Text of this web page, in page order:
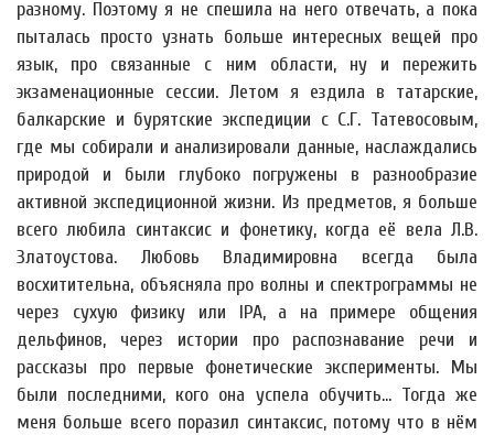
разному. Поэтому я не спешила на него отвечать, а пока
пыталась просто узнать больше интересных вещей про
язык, про связанные с ним области, ну и пережить
экзаменационные сессии. Летом я ездила в татарские,
балкарские и бурятские экспедиции с С.Г. Татевосовым,
где мы собирали и анализировали данные, наслаждались
природой и были глубоко погружены в разнообразие
активной экспедиционной жизни. Из предметов, я больше
всего любила синтаксис и фонетику, когда её вела Л.В.
Златоустова. Любовь Владимировна всегда была
восхитительна, объясняла про волны и спектрограммы не
через сухую физику или IPA, а на примере общения
дельфинов, через истории про распознавание речи и
рассказы про первые фонетические эксперименты. Мы
были последними, кого она успела обучить... Тогда же
меня больше всего поразил синтаксис, потому что в нём